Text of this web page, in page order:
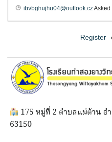
ibvbghujhu04@outlook.czAsked
Register
175 หมู่ที่ 2 ตำบลแม่ต้าน อ
63150